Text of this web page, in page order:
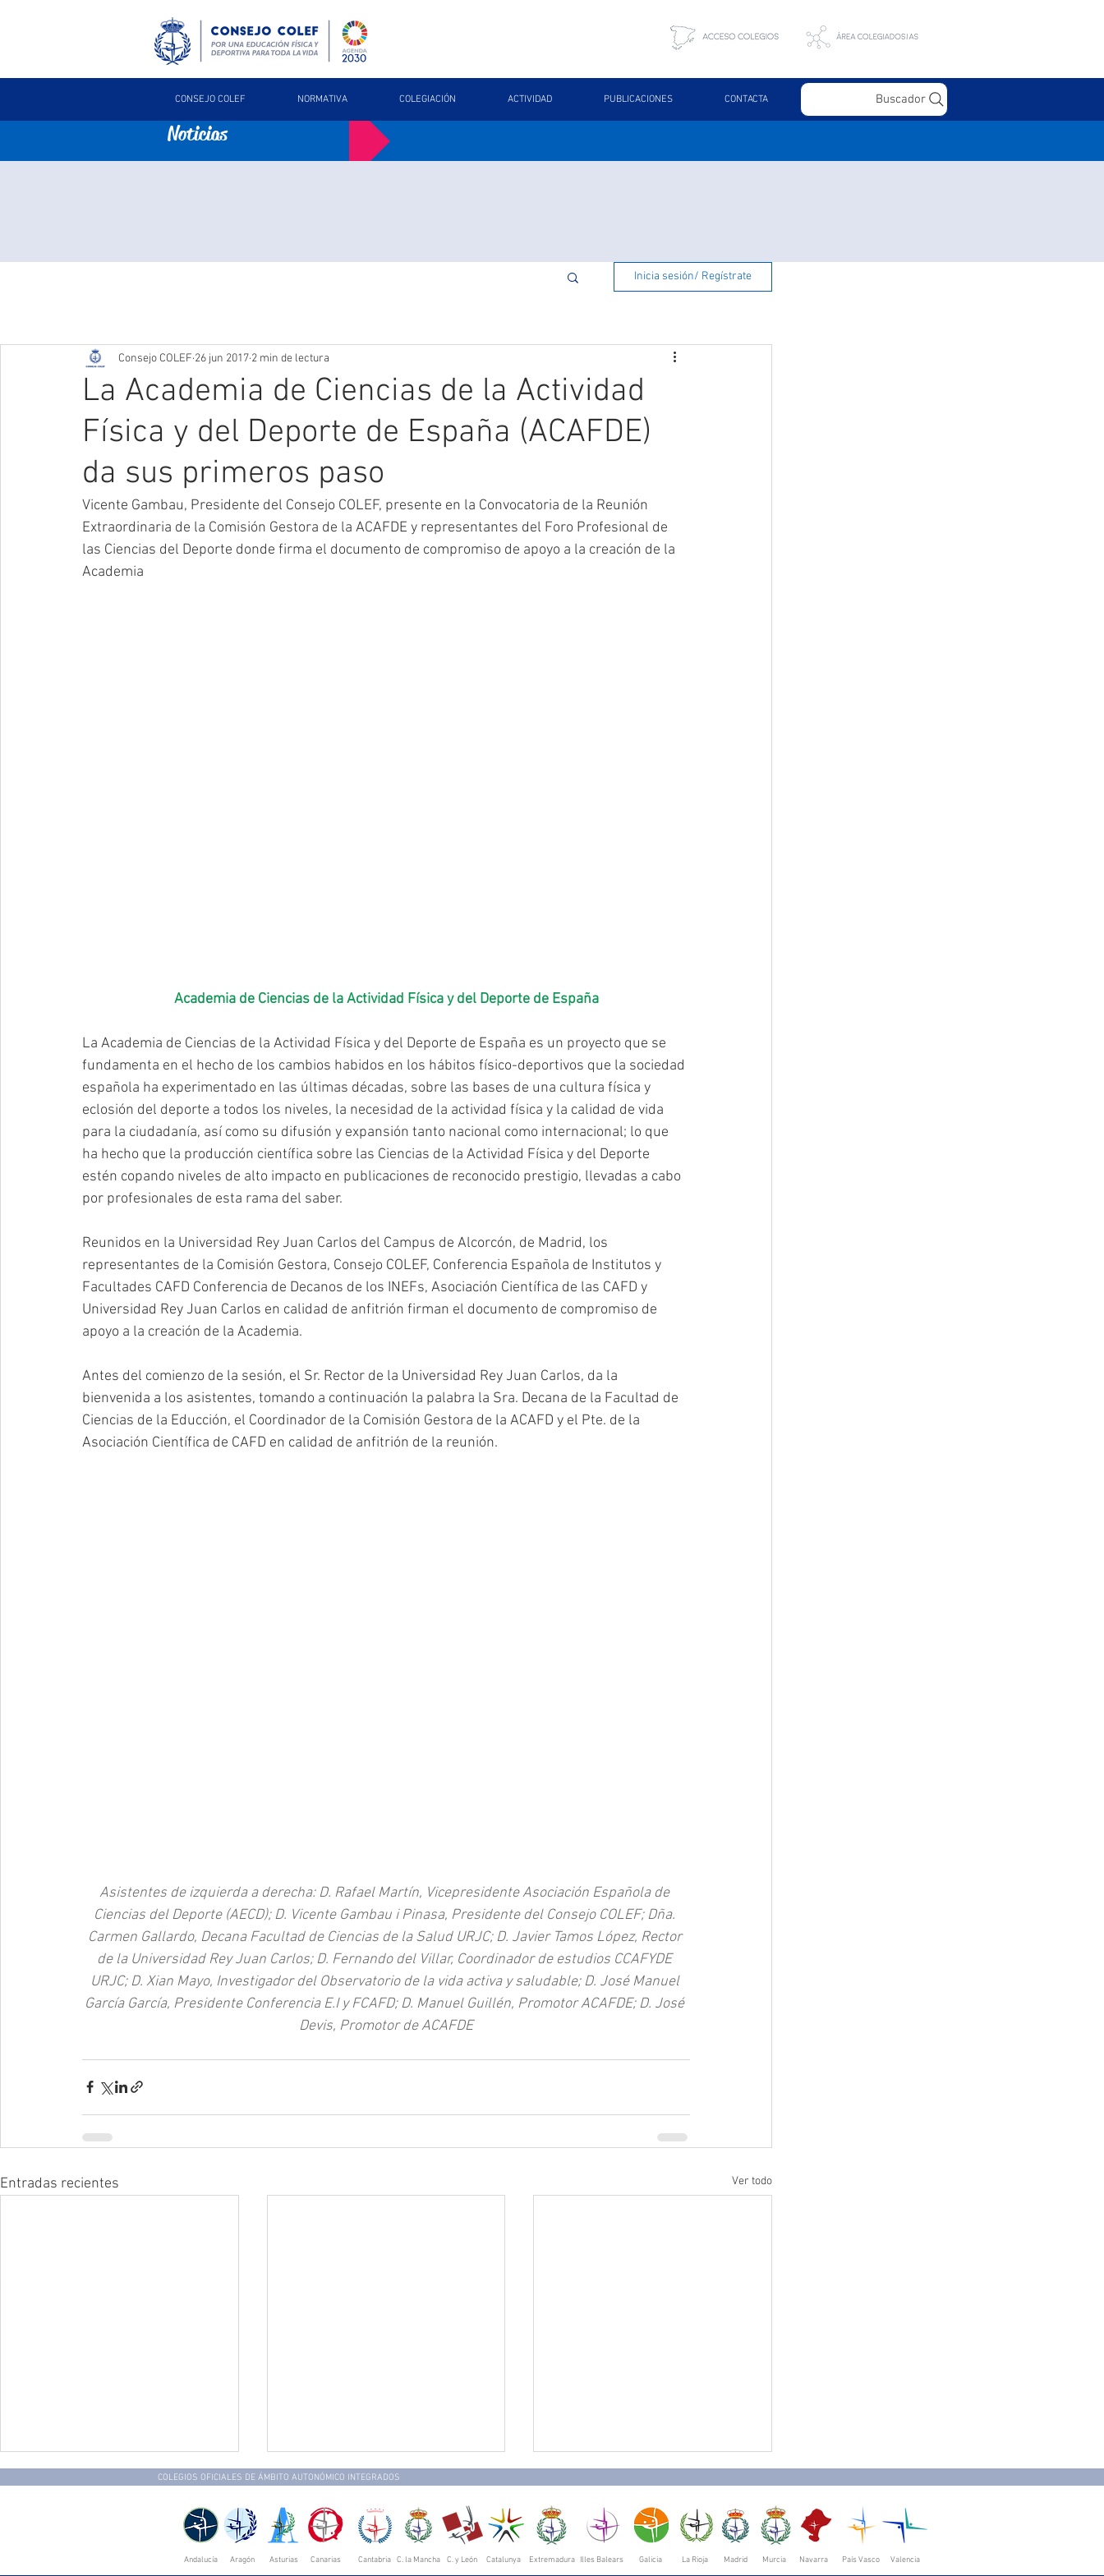
CONSEJO COLEF NORMATIVA COLEGIACIÓN ACTIVIDAD PUBLICACIONES CONTACTA Buscador
Noticias
Inicia sesión/ Regístrate
La Academia de Ciencias de la Actividad
Física y del Deporte de España (ACAFDE)
da sus primeros paso
Consejo COLEF 26 jun 2017 2 min de lectura
Vicente Gambau, Presidente del Consejo COLEF, presente en la Convocatoria de la Reunión
Extraordinaria de la Comisión Gestora de la ACAFDE y representantes del Foro Profesional de
las Ciencias del Deporte donde firma el documento de compromiso de apoyo a la creación de la
Academia
Academia de Ciencias de la Actividad Física y del Deporte de España
La Academia de Ciencias de la Actividad Física y del Deporte de España es un proyecto que se
fundamenta en el hecho de los cambios habidos en los hábitos físico-deportivos que la sociedad
española ha experimentado en las últimas décadas, sobre las bases de una cultura física y
eclosión del deporte a todos los niveles, la necesidad de la actividad física y la calidad de vida
para la ciudadanía, así como su difusión y expansión tanto nacional como internacional; lo que
ha hecho que la producción científica sobre las Ciencias de la Actividad Física y del Deporte
estén copando niveles de alto impacto en publicaciones de reconocido prestigio, llevadas a cabo
por profesionales de esta rama del saber.
Reunidos en la Universidad Rey Juan Carlos del Campus de Alcorcón, de Madrid, los
representantes de la Comisión Gestora, Consejo COLEF, Conferencia Española de Institutos y
Facultades CAFD Conferencia de Decanos de los INEFs, Asociación Científica de las CAFD y
Universidad Rey Juan Carlos en calidad de anfitrión firman el documento de compromiso de
apoyo a la creación de la Academia.
Antes del comienzo de la sesión, el Sr. Rector de la Universidad Rey Juan Carlos, da la
bienvenida a los asistentes, tomando a continuación la palabra la Sra. Decana de la Facultad de
Ciencias de la Educción, el Coordinador de la Comisión Gestora de la ACAFD y el Pte. de la
Asociación Científica de CAFD en calidad de anfitrión de la reunión.
Asistentes de izquierda a derecha: D. Rafael Martín, Vicepresidente Asociación Española de
Ciencias del Deporte (AECD); D. Vicente Gambau i Pinasa, Presidente del Consejo COLEF; Dña.
Carmen Gallardo, Decana Facultad de Ciencias de la Salud URJC; D. Javier Tamos López, Rector
de la Universidad Rey Juan Carlos; D. Fernando del Villar, Coordinador de estudios CCAFYDE
URJC; D. Xian Mayo, Investigador del Observatorio de la vida activa y saludable; D. José Manuel
García García, Presidente Conferencia E.I y FCAFD; D. Manuel Guillén, Promotor ACAFDE; D. José
Devis, Promotor de ACAFDE
Entradas recientes Ver todo
COLEGIOS OFICIALES DE ÁMBITO AUTONÓMICO INTEGRADOS
Andalucía Aragón Asturias Canarias Cantabria C. la Mancha C. y León Catalunya Extremadura Illes Balears Galicia La Rioja Madrid Murcia Navarra País Vasco Valencia